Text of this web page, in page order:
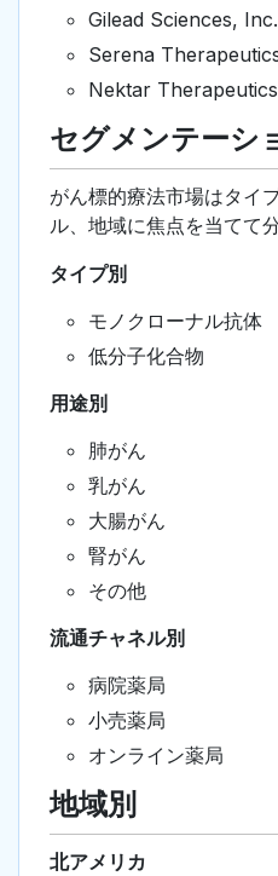
Gilead Sciences, Inc.
Serena
Nektar
セグメンテーシ
がん標的療法市場はタイ
ル、地域に焦点を当てて
タイプ別
モノクローナル抗体
低分子化合物
用途別
肺がん
乳がん
大腸がん
腎がん
その他
流通チャネル別
病院薬局
小売薬局
オンライン薬局
地域別
北アメリカ